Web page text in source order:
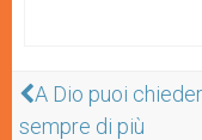
A Dio puoi
sempre di più